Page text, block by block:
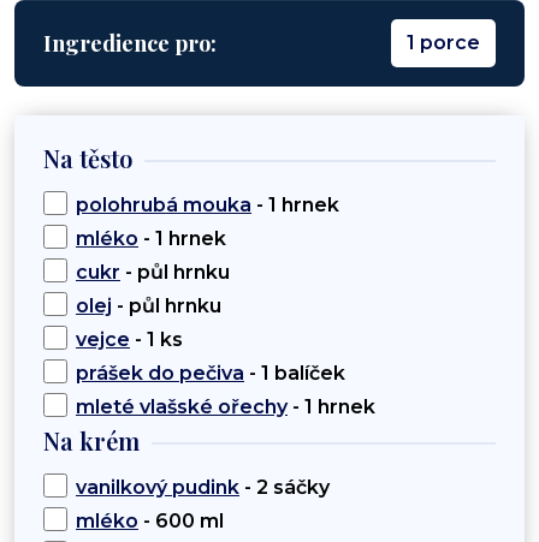
Ingredience pro: 1 porce
Na těsto
polohrubá mouka - 1 hrnek
mléko - 1 hrnek
cukr - půl hrnku
olej - půl hrnku
vejce - 1 ks
prášek do pečiva - 1 balíček
mleté vlašské ořechy- 1 hrnek
Na krém
vanilkový pudink - 2 sáčky
mléko - 600 ml